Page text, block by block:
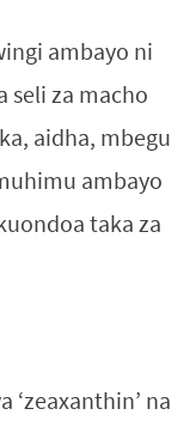
ambayo ni
seli za macho
aidha, mbegu
ambayo
taka za
na